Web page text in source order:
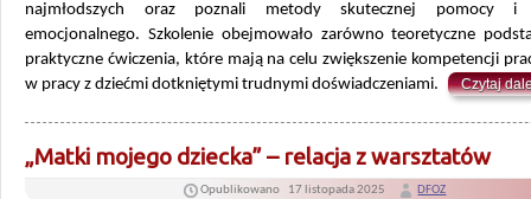
najmłodszych oraz poznali metody skutecznej pomocy i
emocjonalnego. Szkolenie obejmowało zarówno teoretyczne
praktyczne ćwiczenia, które mają na celu zwiększenie kompetencji
w pracy z dziećmi dotkniętymi trudnymi doświadczeniami.
Czytaj
„Matki mojego dziecka” – relacja z warsztatów
Opublikowano 17 listopada 2025 DFOZ